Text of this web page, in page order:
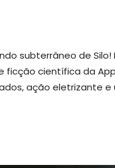
subterrâneo de Silo!
ficção científica da
ação eletrizante e